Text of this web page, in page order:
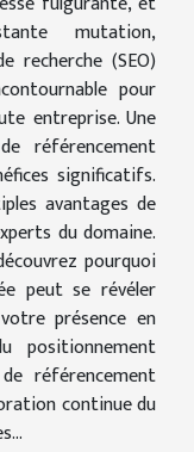
mutation,
recherche (SEO)
pour
entreprise. Une
référencement
significatifs.
avantages de
du domaine.
pourquoi
peut se révéler
présence en
positionnement
référencement
continue du